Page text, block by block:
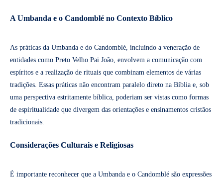
A Umbanda e o Candomblé no Contexto Bíblico
As práticas da Umbanda e do Candomblé, incluindo a veneração de
entidades como Preto Velho Pai João, envolvem a comunicação com
espíritos e a realização de rituais que combinam elementos de várias
tradições. Essas práticas não encontram paralelo direto na Bíblia e, sob
uma perspectiva estritamente bíblica, poderiam ser vistas como formas
de espiritualidade que divergem das orientações e ensinamentos cristãos
tradicionais.
Considerações Culturais e Religiosas
É importante reconhecer que a Umbanda e o Candomblé são expressões